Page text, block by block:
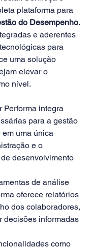
plataforma para
do Desempenho.
e aderentes
para
uma solução
elevar o
nível.
Performa integra
para a gestão
uma única
e o
desenvolvimento
de análise
oferece relatórios
dos colaboradores,
decisões informadas
como